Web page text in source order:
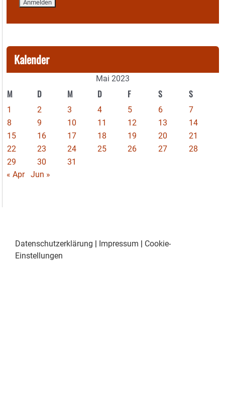
Kalender
Mai 2023
M D M D F S S
1 2 3 4 5 6
7
8
9 10 11 12 13
14
15
16 17 18 19 20
21
22
23 24 25 26 27
28
29
30
31
« Apr
Jun »
Datenschutzerklärung Impressum
Cookie-
Einstellungen